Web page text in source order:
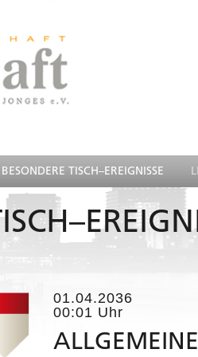
BESONDERE TISCH–EREIGNISSE
01.04.2036
00:01 Uhr